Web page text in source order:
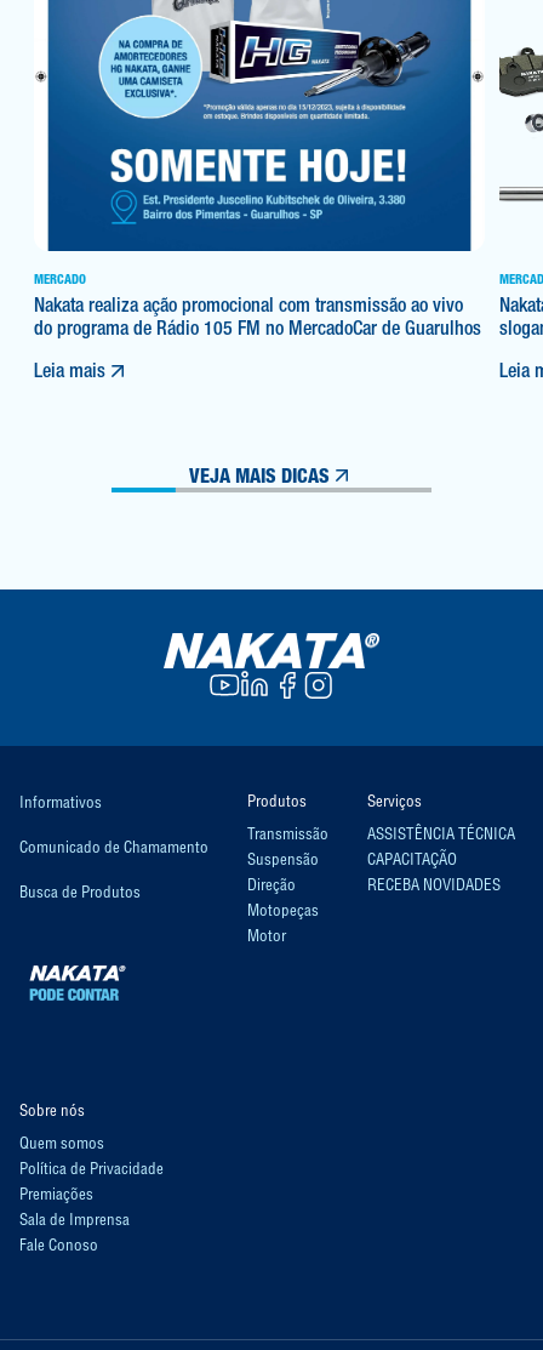
MERCADO
Nakata realiza ação promocional com transmissão ao vivo
do programa de Rádio 105 FM no MercadoCar de Guarulhos
Leia mais
Leia
VEJA MAIS DICAS
Informativos
Comunicado de Chamamento
Busca de Produtos
Produtos
Transmissão
Suspensão
Direção
Motopeças
Motor
Serviços
ASSISTÊNCIA TÉCNICA
CAPACITAÇÃO
RECEBA NOVIDADES
Sobre nós
Quem somos
Política de Privacidade
Premiações
Sala de Imprensa
Fale Conoso